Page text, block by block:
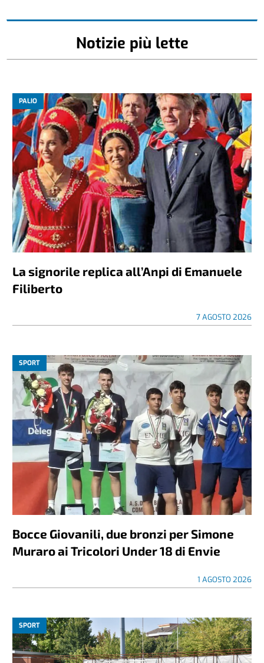
Notizie più lette
PALIO
La signorile replica all’Anpi di Emanuele
Filiberto
7 AGOSTO 2026
SPORT
Bocce Giovanili, due bronzi per Simone
Muraro ai Tricolori Under 18 di Envie
1 AGOSTO 2026
SPORT